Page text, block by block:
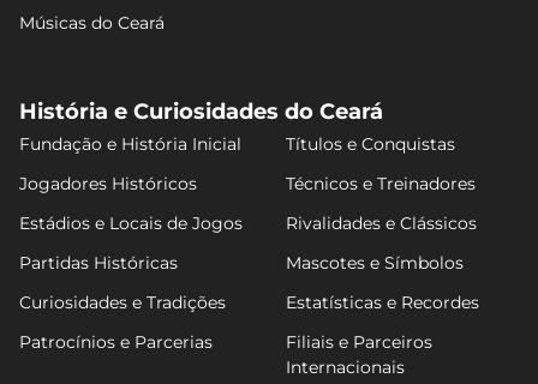
Músicas do Ceará
História e Curiosidades do Ceará
Fundação e História Inicial
Títulos e Conquistas
Jogadores Históricos
Técnicos e Treinadores
Estádios e Locais de Jogos
Rivalidades e Clássicos
Partidas Históricas
Mascotes e Símbolos
Curiosidades e Tradições
Estatísticas e Recordes
Patrocínios e Parcerias
Filiais e Parceiros
Internacionais